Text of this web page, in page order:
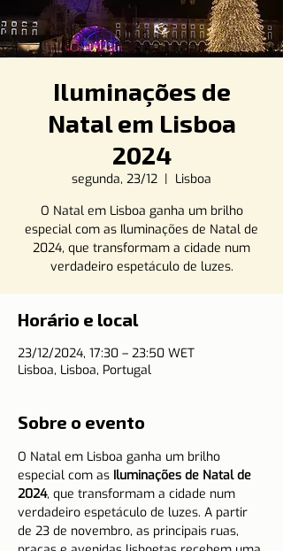
Iluminações de
Natal em Lisboa
2024
segunda, 23/12
  |
Lisboa
O Natal em Lisboa ganha um brilho
especial com as Iluminações de Natal de
2024, que transformam a cidade num
verdadeiro espetáculo de luzes.
Horário e local
23/12/2024, 17:30 – 23:50 WET
Lisboa, Lisboa, Portugal
Sobre o evento
O Natal em Lisboa ganha um brilho
especial com as Iluminações de Natal de
2024, que transformam a cidade num
verdadeiro espetáculo de luzes. A partir
de 23 de novembro, as principais ruas,